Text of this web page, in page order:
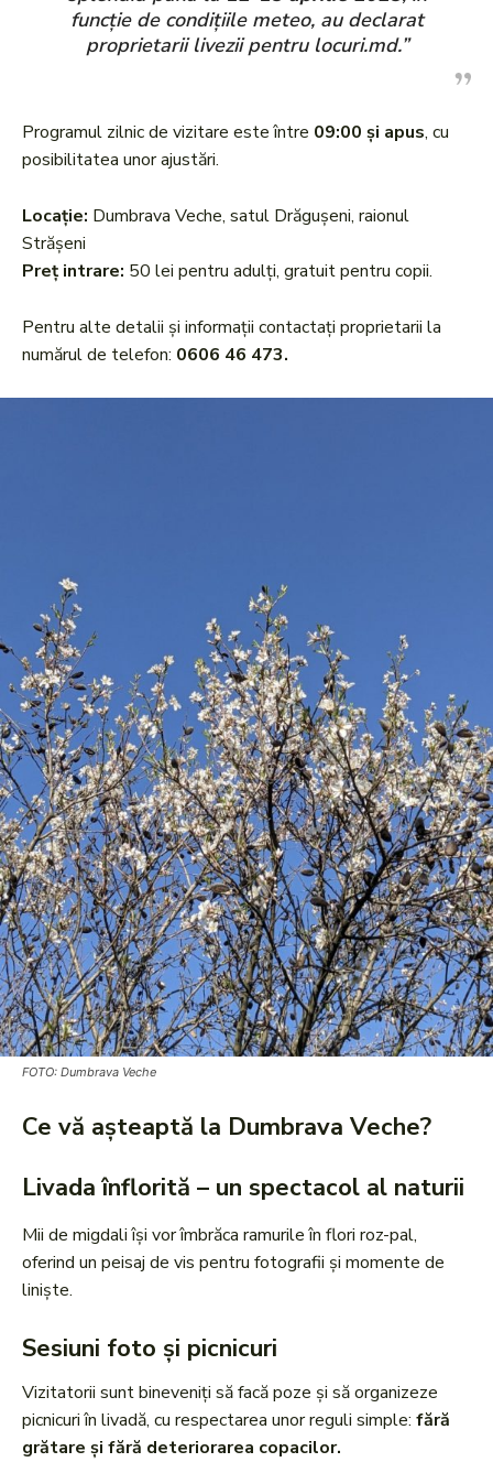
funcție de condițiile meteo, au declarat
proprietarii livezii pentru locuri.md.”
Programul zilnic de vizitare este între 09:00 și apus, cu
posibilitatea unor ajustări.
Locație: Dumbrava Veche, satul Drăgușeni, raionul
Strășeni
Preț intrare: 50 lei pentru adulți, gratuit pentru copii.
Pentru alte detalii și informații contactați proprietarii la
numărul de telefon: 0606 46 473.
FOTO: Dumbrava Veche
Ce vă așteaptă la Dumbrava Veche?
Livada înflorită – un spectacol al naturii
Mii de migdali își vor îmbrăca ramurile în flori roz-pal,
oferind un peisaj de vis pentru fotografii și momente de
liniște.
Sesiuni foto și picnicuri
Vizitatorii sunt bineveniți să facă poze și să organizeze
picnicuri în livadă, cu respectarea unor reguli simple: fără
grătare și fără deteriorarea copacilor.